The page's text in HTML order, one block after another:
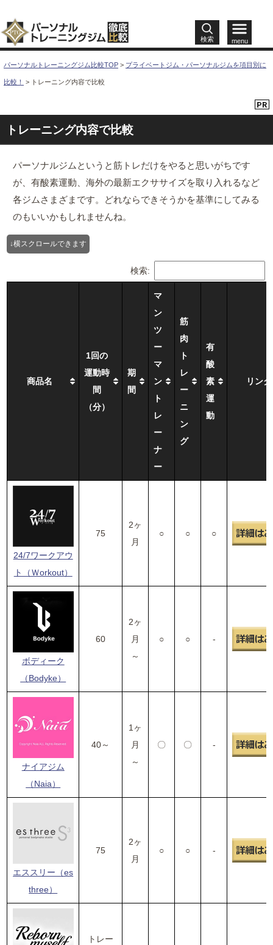
検索 menu
パーソナルトレーニングジム比較TOP > プライベートジム・パーソナルジムを項目別に
比較！ > トレーニング内容で比較
トレーニング内容で比較
パーソナルジムというと筋トレだけをやると思いがちです
が、有酸素運動、海外の最新エクササイズを取り入れるなど
各ジムさまざまです。どれならできそうかを基準にしてみる
のもいいかもしれませんね。
検索:
商品名
1回の
運動時
間
（分）
期
間
マ
ン
ツ
ー
マ
ン
ト
レ
ー
ナ
ー
筋
肉
ト
レ
ー
ニ
ン
グ
有
酸
素
運
動
リンク
24/7ワークアウ
ト（Ｗorkout）
75
2ヶ
月
○ ○ ○
ボディーク
（Bodyke）
60
2ヶ
月
～
○ ○ -
ナイアジム
（Naia）
40～
1ヶ
月
～
〇 〇 -
エススリー（es
three）
75
2ヶ
月
○ ○ -
トレー